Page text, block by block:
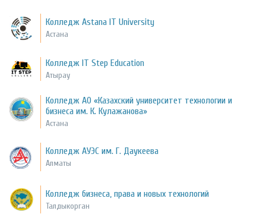
Колледж Astana IT University
Астана
Колледж IT Step Education
Атырау
Колледж АО «Казахский университет технологии и
бизнеса им. К. Кулажанова»
Астана
Колледж АУЭС им. Г. Даукеева
Алматы
Колледж бизнеса, права и новых технологий
Талдыкорган